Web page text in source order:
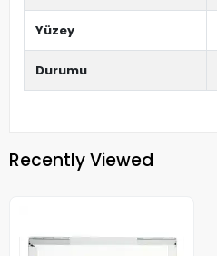
Yüzey
Durumu
Recently Viewed